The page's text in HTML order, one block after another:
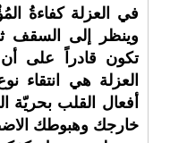
في العزلة كفاءةُ
وينظر إلى السقف
تكون قادراً على
العزلة هي انتقاء
أفعال القلب
خارجك وهبوطك